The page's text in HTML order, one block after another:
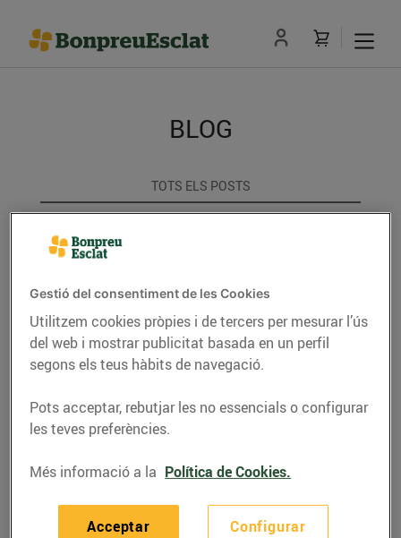
BLOG
TOTS ELS POSTS
ENERGIA
GASTRONOMIA I TRADICIONS
Gestió del consentiment de les Cookies
Utilitzem cookies pròpies i de tercers per mesurar l’ús
del web i mostrar publicitat basada en un perfil
segons els teus hàbits de navegació.
Pots acceptar, rebutjar les no essencials o configurar
les teves preferències.
Més informació a la Política de Cookies.
Configurar
Acceptar